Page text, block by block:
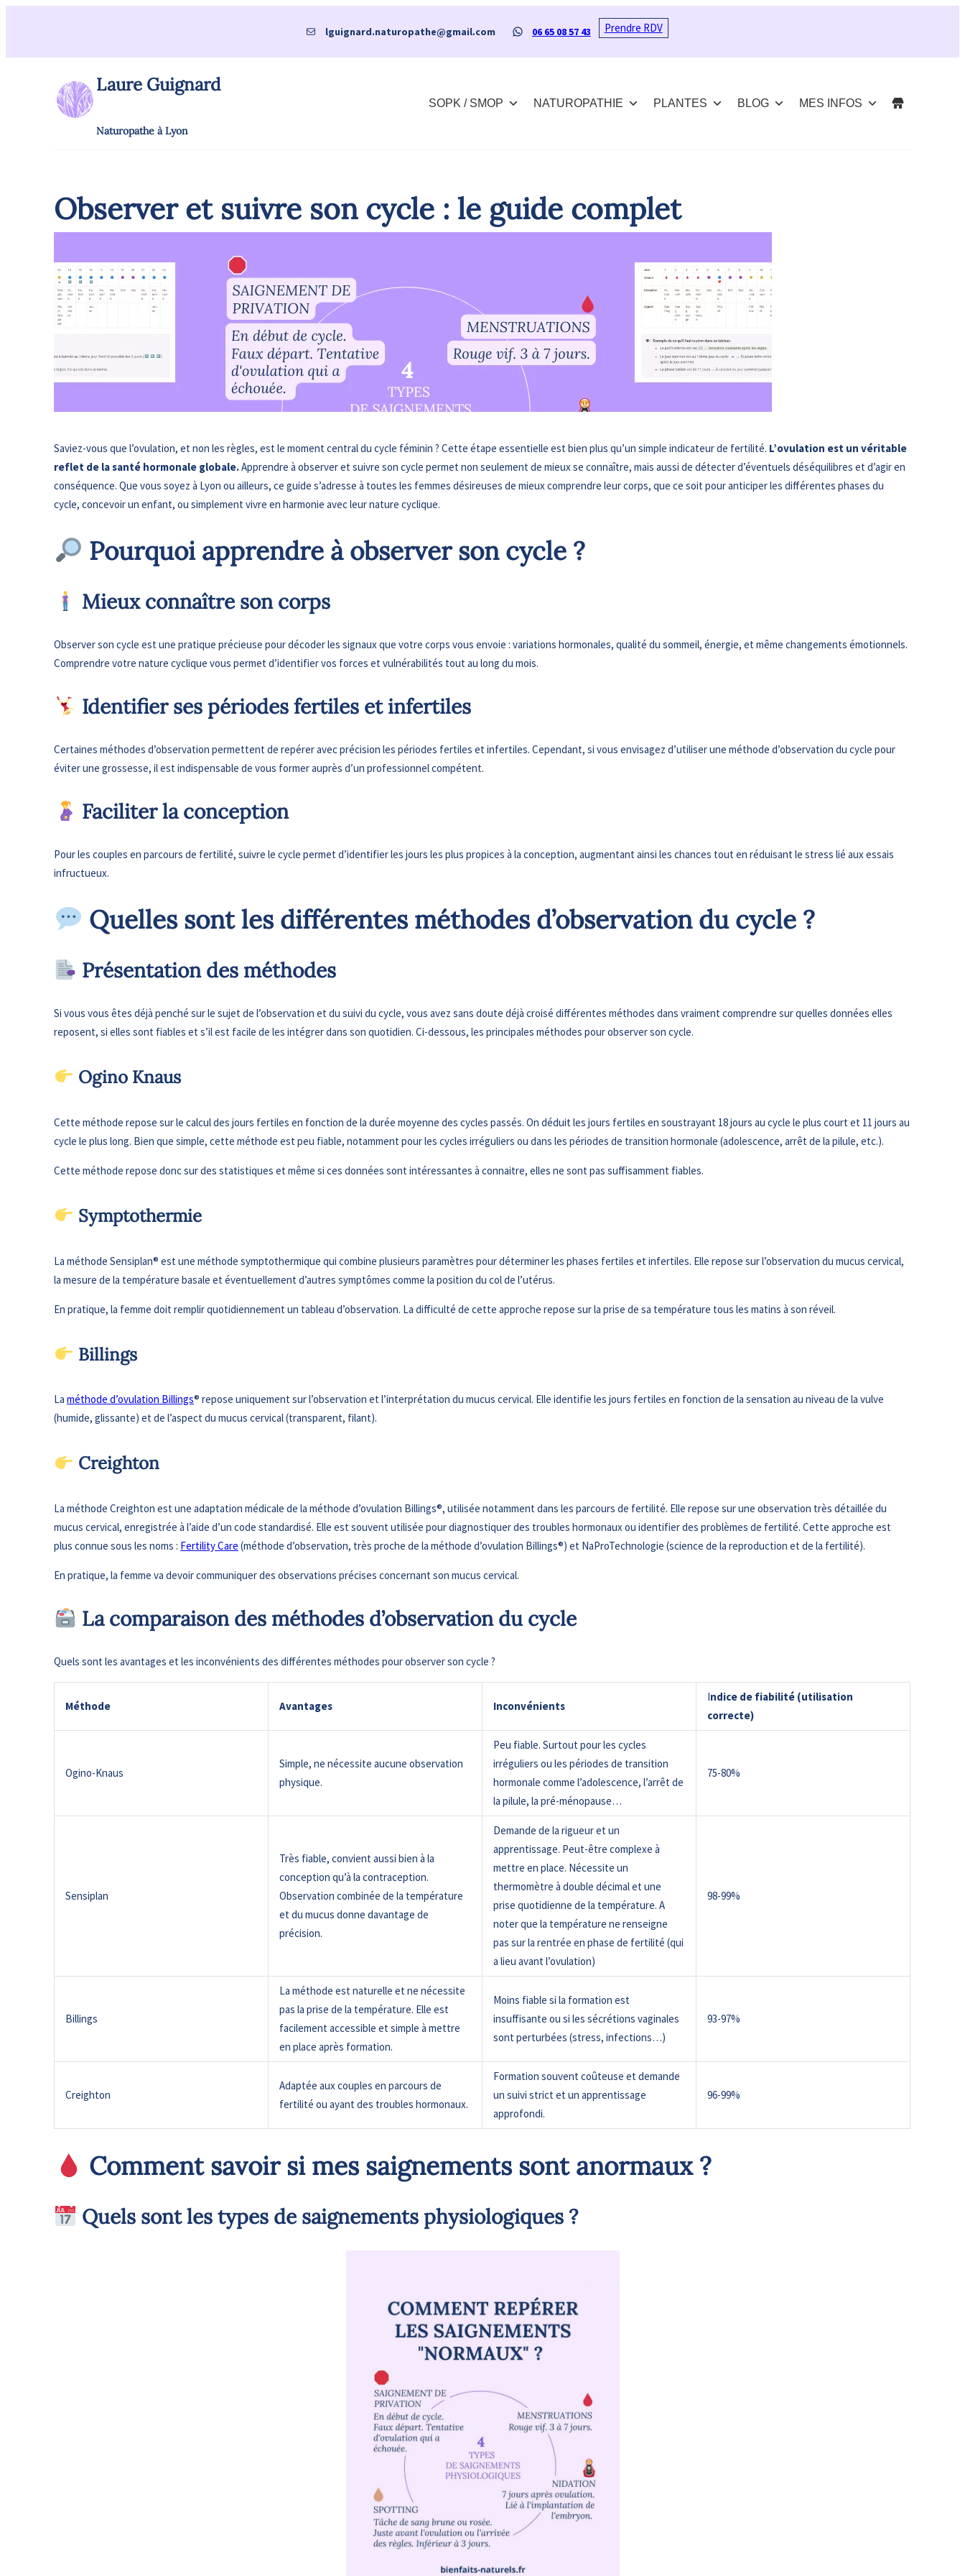
E-maillguignard.naturopathe@gmail.com WhatsApp
06 65 08 57 43 Prendre RDV
Laure Guignard
Naturopathe à Lyon
SOPK / SMOP NATUROPATHIE PLANTES BLOG MES INFOS
Observer et suivre son cycle : le guide complet
Saviez-vous que l’ovulation, et non les règles, est le moment central du cycle féminin ? Cette étape essentielle est bien plus qu’un simple indicateur de fertilité. L’ovulation est un véritable
reflet de la santé hormonale globale.Apprendre à observer et suivre son cycle permet non seulement de mieux se connaître, mais aussi de détecter d’éventuels déséquilibres et d’agir en
conséquence. Que vous soyez à Lyon ou ailleurs, ce guide s’adresse à toutes les femmes désireuses de mieux comprendre leur corps, que ce soit pour anticiper les différentes phases du
cycle, concevoir un enfant, ou simplement vivre en harmonie avec leur nature cyclique.
​ Pourquoi apprendre à observer son cycle ?
Mieux connaître son corps
Observer son cycle est une pratique précieuse pour décoder les signaux que votre corps vous envoie : variations hormonales, qualité du sommeil, énergie, et même changements émotionnels.
Comprendre votre nature cyclique vous permet d’identifier vos forces et vulnérabilités tout au long du mois.
Identifier ses périodes fertiles et infertiles
Certaines méthodes d’observation permettent de repérer avec précision les périodes fertiles et infertiles. Cependant, si vous envisagez d’utiliser une méthode d’observation du cycle pour
éviter une grossesse, il est indispensable de vous former auprès d’un professionnel compétent.
​ Faciliter la conception
Pour les couples en parcours de fertilité, suivre le cycle permet d’identifier les jours les plus propices à la conception, augmentant ainsi les chances tout en réduisant le stress lié aux essais
infructueux.
​ Quelles sont les différentes méthodes d’observation du cycle ?
​ Présentation des méthodes
Si vous vous êtes déjà penché sur le sujet de l’observation et du suivi du cycle, vous avez sans doute déjà croisé différentes méthodes dans vraiment comprendre sur quelles données elles
reposent, si elles sont fiables et s’il est facile de les intégrer dans son quotidien. Ci-dessous, les principales méthodes pour observer son cycle.
​ Ogino Knaus
Cette méthode repose sur le calcul des jours fertiles en fonction de la durée moyenne des cycles passés. On déduit les jours fertiles en soustrayant 18 jours au cycle le plus court et 11 jours au
cycle le plus long. Bien que simple, cette méthode est peu fiable, notamment pour les cycles irréguliers ou dans les périodes de transition hormonale (adolescence, arrêt de la pilule, etc.).
Cette méthode repose donc sur des statistiques et même si ces données sont intéressantes à connaitre, elles ne sont pas suffisamment fiables.
​ Symptothermie
La méthode Sensiplan® est une méthode symptothermique qui combine plusieurs paramètres pour déterminer les phases fertiles et infertiles. Elle repose sur l’observation du mucus cervical,
la mesure de la température basale et éventuellement d’autres symptômes comme la position du col de l’utérus.
En pratique, la femme doit remplir quotidiennement un tableau d’observation. La difficulté de cette approche repose sur la prise de sa température tous les matins à son réveil.
​ Billings
Laméthode d’ovulation Billings® repose uniquement sur l’observation et l’interprétation du mucus cervical. Elle identifie les jours fertiles en fonction de la sensation au niveau de la vulve
(humide, glissante) et de l’aspect du mucus cervical (transparent, filant).
​ Creighton
La méthode Creighton est une adaptation médicale de la méthode d’ovulation Billings®, utilisée notamment dans les parcours de fertilité. Elle repose sur une observation très détaillée du
mucus cervical, enregistrée à l’aide d’un code standardisé. Elle est souvent utilisée pour diagnostiquer des troubles hormonaux ou identifier des problèmes de fertilité. Cette approche est
plus connue sous les noms : Fertility Care (méthode d’observation, très proche de la méthode d’ovulation Billings®) et NaProTechnologie (science de la reproduction et de la fertilité).
En pratique, la femme va devoir communiquer des observations précises concernant son mucus cervical.
La comparaison des méthodes d’observation du cycle
Quels sont les avantages et les inconvénients des différentes méthodes pour observer son cycle ?
Méthode Avantages Inconvénients
Indice de fiabilité (utilisation
correcte)
Ogino-Knaus
Simple, ne nécessite aucune observation
physique.
Peu fiable. Surtout pour les cycles
irréguliers ou les périodes de transition
hormonale comme l’adolescence, l’arrêt de
la pilule, la pré-ménopause…
75-80%
Sensiplan
Très fiable, convient aussi bien à la
conception qu’à la contraception.
Observation combinée de la température
et du mucus donne davantage de
précision.
Demande de la rigueur et un
apprentissage. Peut-être complexe à
mettre en place. Nécessite un
thermomètre à double décimal et une
prise quotidienne de la température. A
noter que la température ne renseigne
pas sur la rentrée en phase de fertilité (qui
a lieu avant l’ovulation)
98-99%
Billings
La méthode est naturelle et ne nécessite
pas la prise de la température. Elle est
facilement accessible et simple à mettre
en place après formation.
Moins fiable si la formation est
insuffisante ou si les sécrétions vaginales
sont perturbées (stress, infections…)
93-97%
Creighton
Adaptée aux couples en parcours de
fertilité ou ayant des troubles hormonaux.
Formation souvent coûteuse et demande
un suivi strict et un apprentissage
approfondi.
96-99%
​ Comment savoir si mes saignements sont anormaux ?
​ Quels sont les types de saignements physiologiques ?